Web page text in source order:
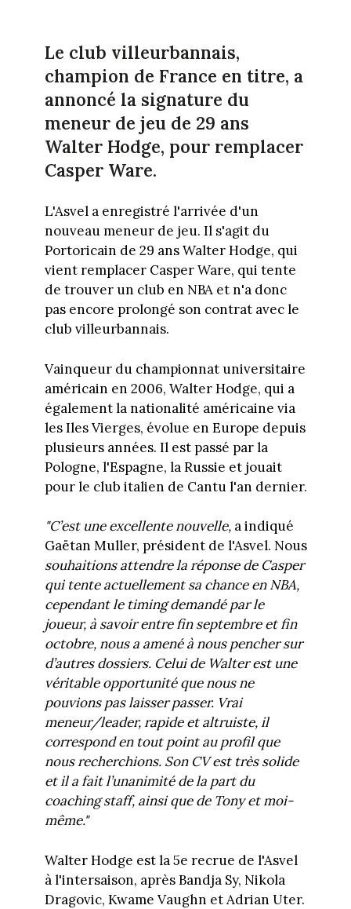
Le club villeurbannais,
champion de France en titre, a
annoncé la signature du
meneur de jeu de 29 ans
Walter Hodge, pour remplacer
Casper Ware.
L'Asvel a enregistré l'arrivée d'un
nouveau meneur de jeu. Il s'agit du
Portoricain de 29 ans Walter Hodge, qui
vient remplacer Casper Ware, qui tente
de trouver un club en NBA et n'a donc
pas encore prolongé son contrat avec le
club villeurbannais.
Vainqueur du championnat universitaire
américain en 2006, Walter Hodge, qui a
également la nationalité américaine via
les Iles Vierges, évolue en Europe depuis
plusieurs années. Il est passé par la
Pologne, l'Espagne, la Russie et jouait
pour le club italien de Cantu l'an dernier.
"C’est une excellente nouvelle,a indiqué
Gaëtan Muller, président de l'Asvel. Nous
souhaitions attendre la réponse de Casper
qui tente actuellement sa chance en NBA,
cependant le timing demandé par le
joueur, à savoir entre fin septembre et fin
octobre, nous a amené à nous pencher sur
d’autres dossiers. Celui de Walter est une
véritable opportunité que nous ne
pouvions pas laisser passer. Vrai
meneur/leader, rapide et altruiste, il
correspond en tout point au profil que
nous recherchions. Son CV est très solide
et il a fait l’unanimité de la part du
coaching staff, ainsi que de Tony et moi-
même."
Walter Hodge est la 5e recrue de l'Asvel
à l'intersaison, après Bandja Sy, Nikola
Dragovic, Kwame Vaughn et Adrian Uter.